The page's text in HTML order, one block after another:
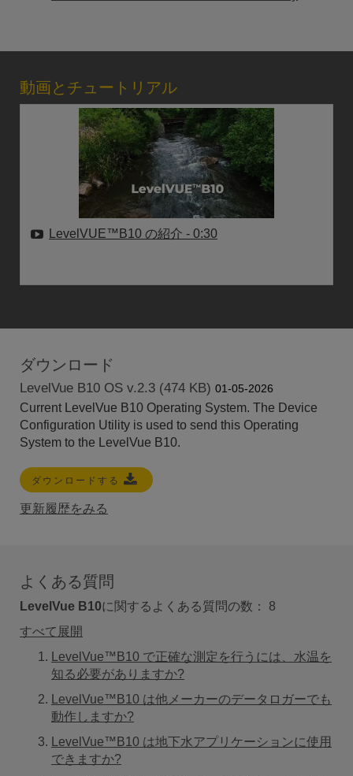
動画とチュートリアル
LevelVUE™B10 の紹介 - 0:30
ダウンロード
LevelVue B10 OS v.2.3 (474 KB) 01-05-2026
Current LevelVue B10 Operating System. The Device
Configuration Utility is used to send this Operating
System to the LevelVue B10.
ダウンロードする
更新履歴をみる
よくある質問
LevelVue B10に関するよくある質問の数： 8
すべて展開
LevelVue™B10 で正確な測定を行うには、水温を
知る必要がありますか?
LevelVue™B10 は他メーカーのデータロガーでも
動作しますか?
LevelVue™B10 は地下水アプリケーションに使用
できますか?